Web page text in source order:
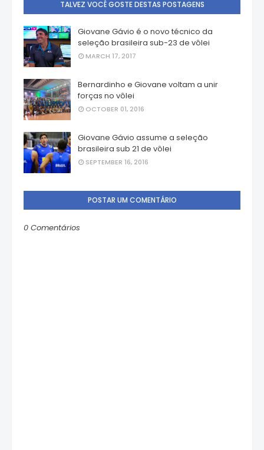
TALVEZ VOCÊ GOSTE DESTAS POSTAGENS
Giovane Gávio é o novo técnico da
seleção brasileira sub-23 de vôlei
MARCH 17, 2017
Bernardinho e Giovane voltam a unir
forças no vôlei
OCTOBER 01, 2016
Giovane Gávio assume a seleção
brasileira sub 21 de vôlei
SEPTEMBER 16, 2016
POSTAR UM COMENTÁRIO
0 Comentários